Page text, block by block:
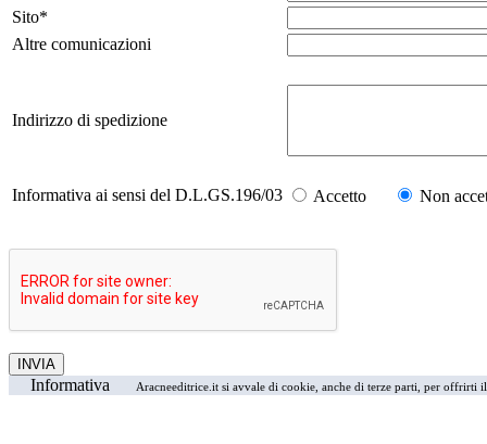
Sito*
Altre comunicazioni
Indirizzo di spedizione
Informativa ai sensi del D.L.GS.196/03 Accetto Non
Informativa Aracneeditrice.it si avvale di cookie, anche di terze parti, per